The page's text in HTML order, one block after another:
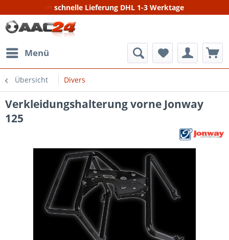
schnelle Lieferung DHL 1-3 Werktage
Menü
Übersicht Divers
Verkleidungshalterung vorne Jonway
125